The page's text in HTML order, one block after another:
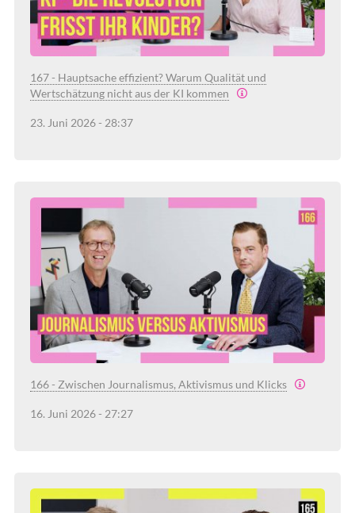
167 - Hauptsache effizient? Warum Qualität und
Wertschätzung nicht aus der KI kommen
23. Juni 2026 - 28:37
166 - Zwischen Journalismus, Aktivismus und Klicks
16. Juni 2026 - 27:27